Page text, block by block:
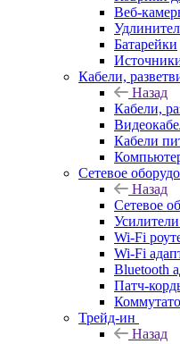
Веб-
Батарейки
Кабели,
Назад
Кабели,
Кабели
Сетевое
Назад
Сетевое
Wi-Fi
Wi-Fi
Bluetooth
Патч-
Трейд-ин
Назад